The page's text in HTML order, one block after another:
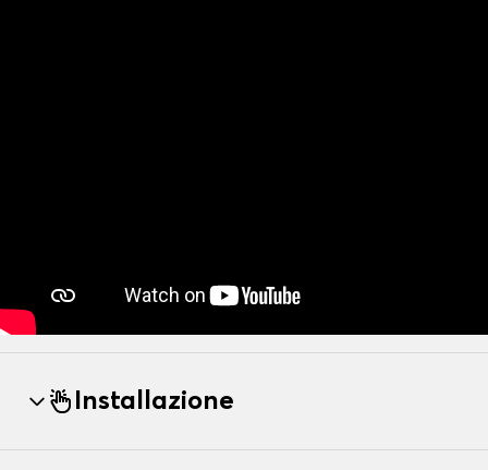
Installazione